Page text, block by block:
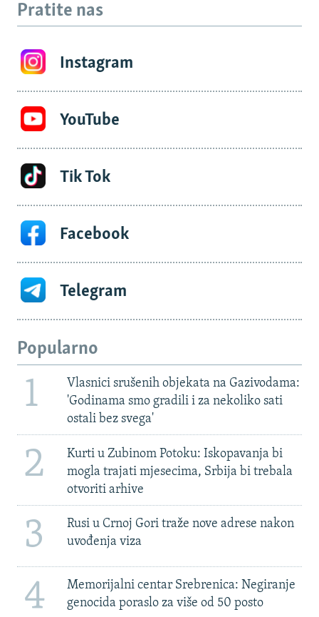
Pratite nas
Instagram
YouTube
Tik Tok
Facebook
Telegram
Popularno
1
Vlasnici srušenih objekata na Gazivodama:
'Godinama smo gradili i za nekoliko sati
ostali bez svega'
2
Kurti u Zubinom Potoku: Iskopavanja bi
mogla trajati mjesecima, Srbija bi trebala
otvoriti arhive
3
Rusi u Crnoj Gori traže nove adrese nakon
uvođenja viza
4
Memorijalni centar Srebrenica: Negiranje
genocida poraslo za više od 50 posto